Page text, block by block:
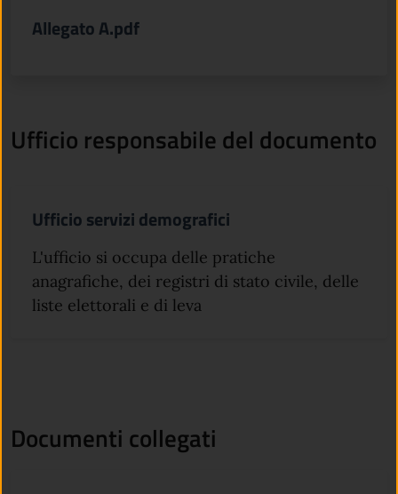
Allegato A.pdf
Ufficio responsabile del documento
Ufficio servizi demografici
L'ufficio si occupa delle pratiche
anagrafiche, dei registri di stato civile, delle
liste elettorali e di leva
Documenti collegati